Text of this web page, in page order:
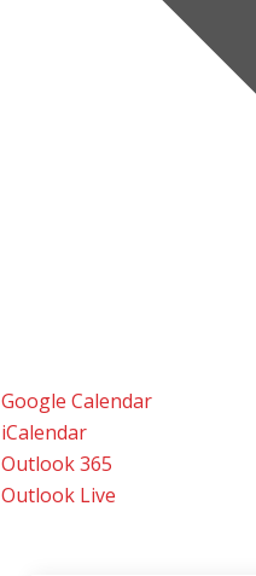
Google Calendar
iCalendar
Outlook 365
Outlook Live